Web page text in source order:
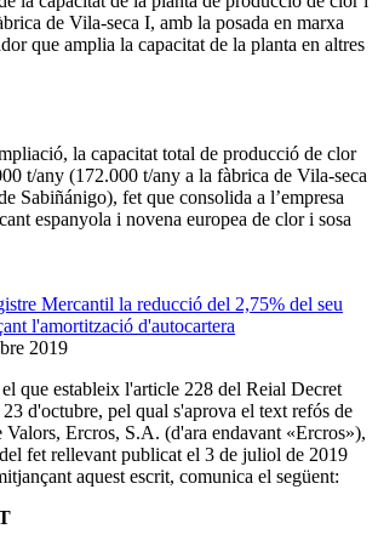
de Vila-seca I, amb la posada en marxa
que amplia la capacitat de la planta en altres
la capacitat total de producció de clor
t/any (172.000 t/any a la fàbrica de Vila-seca
Sabiñánigo), fet que consolida a l’empresa
espanyola i novena europea de clor i sosa
Mercantil la reducció del 2,75% del seu
l'amortització d'autocartera
2019
que estableix l'article 228 del Reial Decret
d'octubre, pel qual s'aprova el text refós de
Ercros, S.A. (d'ara endavant «Ercros»),
fet rellevant publicat el 3 de juliol de 2019
aquest escrit, comunica el següent: